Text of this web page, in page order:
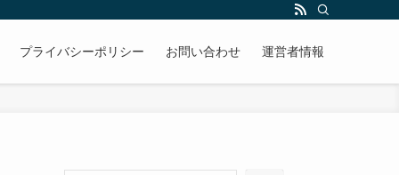
プライバシーポリシー お問い合わせ 運営者情報